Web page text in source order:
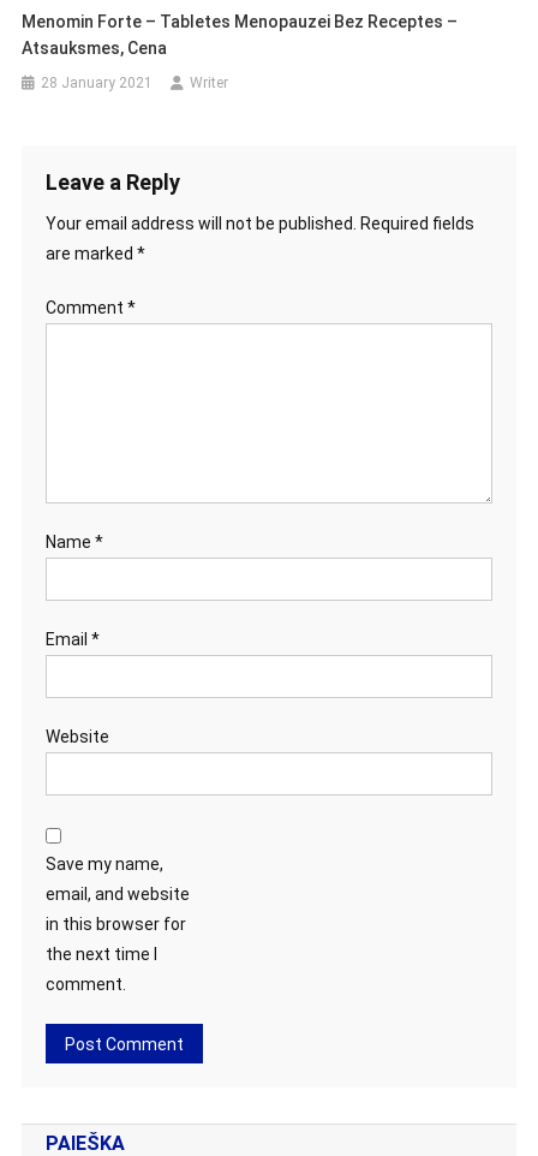
Menomin Forte – Tabletes Menopauzei Bez Receptes –
Atsauksmes, Cena
28 January 2021 Writer
Leave a Reply
Your email address will not be published.
Required fields
are marked *
Comment *
Name *
Email *
Website
Save my name,
email, and website
in this browser for
the next time I
comment.
PAIEŠKA